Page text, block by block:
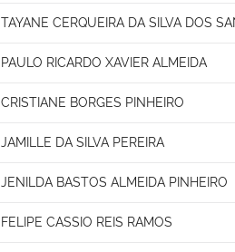
TAYANE CERQUEIRA DA SILVA DOS
PAULO RICARDO XAVIER ALMEIDA
CRISTIANE BORGES PINHEIRO
JAMILLE DA SILVA PEREIRA
JENILDA BASTOS ALMEIDA PINHEIRO
FELIPE CASSIO REIS RAMOS